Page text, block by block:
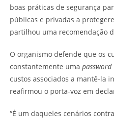
boas práticas de segurança
públicas e privadas a
partilhou uma recomendação
O organismo defende que os
constantemente uma password
custos associados a mantê-la
reafirmou o porta-voz em
“É um daqueles cenários